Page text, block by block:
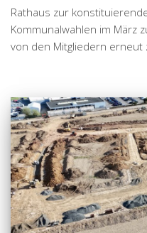
Rathaus zur
Kommunalwahlen im März
von den Mitgliedern